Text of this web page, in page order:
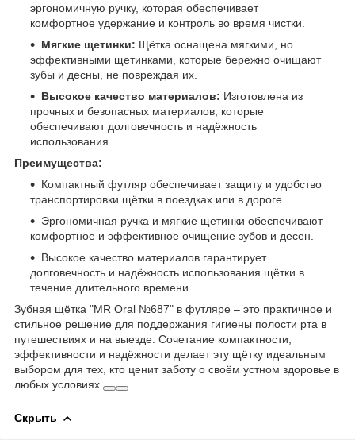
эргономичную ручку, которая обеспечивает
комфортное удержание и контроль во время чистки.
Мягкие щетинки: Щётка оснащена мягкими, но
эффективными щетинками, которые бережно очищают
зубы и десны, не повреждая их.
Высокое качество материалов: Изготовлена из
прочных и безопасных материалов, которые
обеспечивают долговечность и надёжность
использования.
Преимущества:
Компактный футляр обеспечивает защиту и удобство
транспортировки щётки в поездках или в дороге.
Эргономичная ручка и мягкие щетинки обеспечивают
комфортное и эффективное очищение зубов и десен.
Высокое качество материалов гарантирует
долговечность и надёжность использования щётки в
течение длительного времени.
Зубная щётка "MR Oral №687" в футляре – это практичное и
стильное решение для поддержания гигиены полости рта в
путешествиях и на выезде. Сочетание компактности,
эффективности и надёжности делает эту щётку идеальным
выбором для тех, кто ценит заботу о своём устном здоровье в
любых условиях.
Скрыть